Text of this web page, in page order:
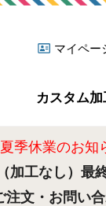
マイペー
カスタム加
季休業のお知
加工なし）最
注文・お問い